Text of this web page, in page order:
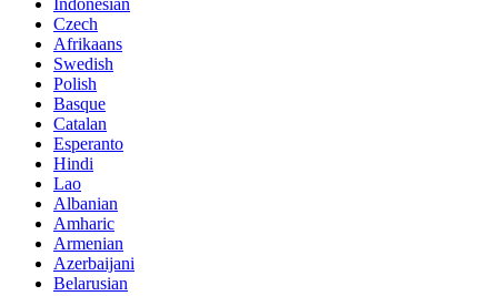
Indonesian
Czech
Afrikaans
Swedish
Polish
Basque
Catalan
Esperanto
Hindi
Lao
Albanian
Amharic
Armenian
Azerbaijani
Belarusian